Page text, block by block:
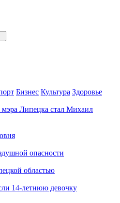
Бизнес Культура Здоровье
Липецка стал Михаил
опасности
областью
14-летнюю девочку